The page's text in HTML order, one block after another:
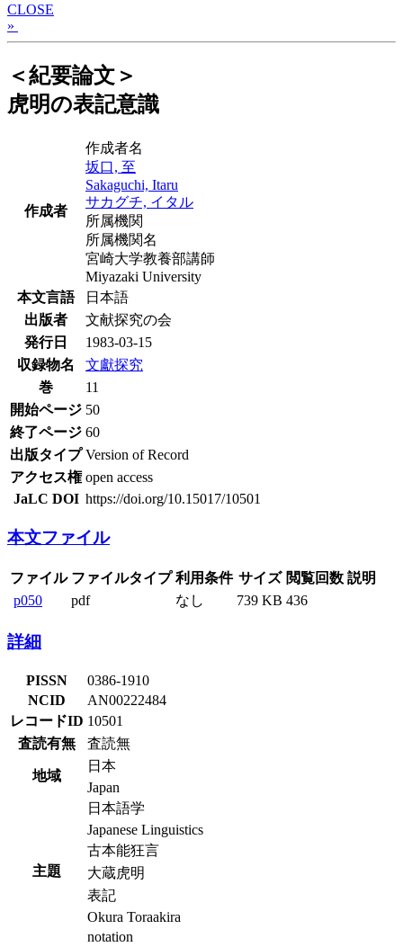
CLOSE
»
＜紀要論文＞
虎明の表記意識
作成者
作成者名
坂口, 至
Sakaguchi, Itaru
サカグチ, イタル
所属機関
所属機関名
宮崎大学教養部講師
Miyazaki University
本文言語
日本語
出版者
文献探究の会
発行日
1983-03-15
収録物名
文獻探究
巻
11
開始ページ 50
終了ページ 60
出版タイプ Version of Record
アクセス権 open access
JaLC DOI https://doi.org/10.15017/10501
本文ファイル
ファイル ファイルタイプ 利用条件 サイズ 閲覧回数 説明
p050
pdf なし 739 KB 436
詳細
PISSN
0386-1910
NCID
AN00222484
レコードID 10501
査読有無
査読無
地域
日本
Japan
主題
日本語学
Japanese Linguistics
古本能狂言
大蔵虎明
表記
Okura Toraakira
notation